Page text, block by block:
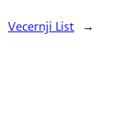
Vecernji List →